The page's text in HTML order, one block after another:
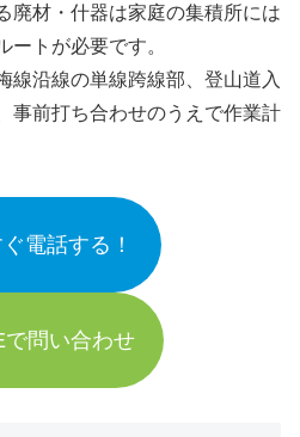
廃材・什器は家庭の集積所には
ートが必要です。
線沿線の単線跨線部、登山道入
事前打ち合わせのうえで作業計
電話する！
で問い合わせ